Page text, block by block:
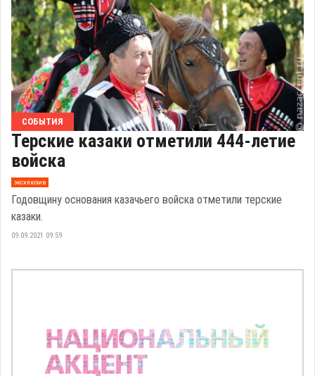
СОБЫТИЯ
Терские казаки отметили 444-летие
войска
эксклюзив
Годовщину основания казачьего войска отметили терские
казаки.
09.09.2021 09:59